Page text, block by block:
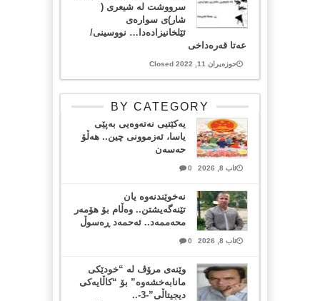
سرووشت له‌ شیعرى (
شار)ى سواره‌ى
ئێلخانیزاده‌دا… نووسینی/
عەتا قەرەداخی
حوزەیران 11, 2022 Closed
BY CATEGORY
یەکێتیی نەتەوەیی بەپێی
یاسا، ئەزموونی چین.. هەڵۆ
حەسەن
ئاب 8, 2026 0
نەخوێندنەوە یان
تێنەگەیشتن.. وەڵام بۆ هۆمەر
محەممەد.. ئەحمەد ڕەسوڵ
ئاب 8, 2026 0
وێنەی مرۆڤ لە “خودێکی
مانابەخشەوە” بۆ “کاڵایەکی
دیجیتاڵی”-3-..